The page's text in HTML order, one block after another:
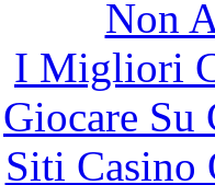
Non
I Migliori
Giocare Su
Siti Casino